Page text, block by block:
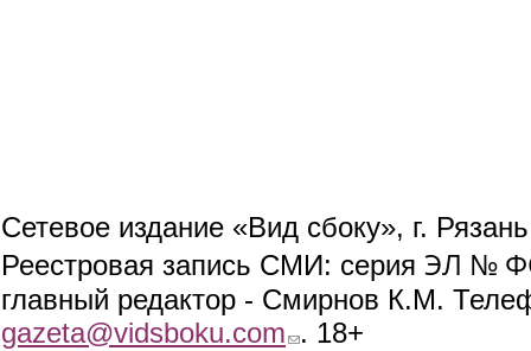
Сетевое издание «Вид сбоку», г.
Реестровая запись СМИ: серия ЭЛ №
главный редактор - Смирнов К.М.
gazeta@vidsboku.com (link sends e-mail)
. 18+